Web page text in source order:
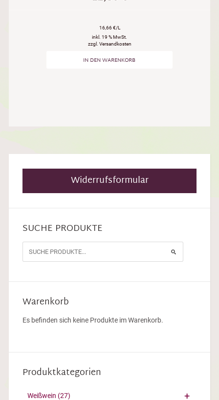
16,66 €/L
inkl. 19 % MwSt.
zzgl. Versandkosten
IN DEN WARENKORB
Widerrufsformular
SUCHE PRODUKTE
Warenkorb
Es befinden sich keine Produkte im Warenkorb.
Produktkategorien
Weißwein (27)